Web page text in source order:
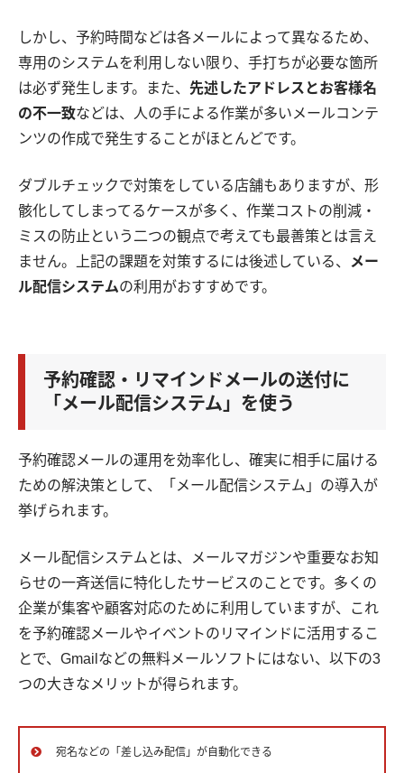
しかし、予約時間などは各メールによって異なるため、
専用のシステムを利用しない限り、手打ちが必要な箇所
は必ず発生します。また、 先述したアドレスとお客様名
の不一致などは、人の手による作業が多いメールコンテ
ンツの作成で発生することがほとんどです。
ダブルチェックで対策をしている店舗もありますが、形
骸化してしまってるケースが多く、作業コストの削減・
ミスの防止という二つの観点で考えても最善策とは言え
ません。上記の課題を対策するには後述している、
メー
ル配信システムの利用がおすすめです。
予約確認・リマインドメールの送付に
「メール配信システム」を使う
予約確認メールの運用を効率化し、確実に相手に届ける
ための解決策として、「メール配信システム」の導入が
挙げられます。
メール配信システムとは、メールマガジンや重要なお知
らせの一斉送信に特化したサービスのことです。多くの
企業が集客や顧客対応のために利用していますが、これ
を予約確認メールやイベントのリマインドに活用するこ
とで、Gmailなどの無料メールソフトにはない、以下の3
つの大きなメリットが得られます。
宛名などの「差し込み配信」が自動化できる